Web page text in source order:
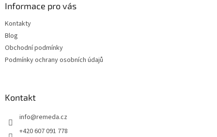
Informace pro vás
Kontakty
Blog
Obchodní podmínky
Podmínky ochrany osobních údajů
Kontakt
info@remeda.cz
+420 607 091 778